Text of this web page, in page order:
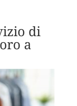
di
a